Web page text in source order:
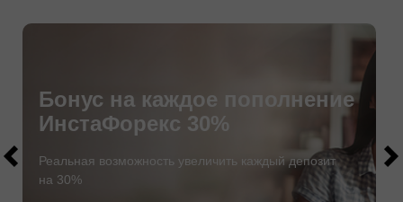
Бонус на каждое пополнение
ИнстаФорекс 30%
Реальная возможность увеличить каждый депозит
на 30%